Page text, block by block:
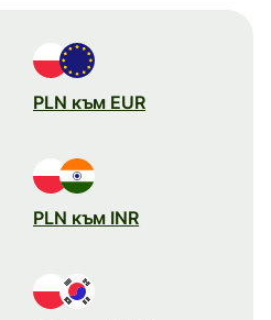
PLN към EUR
PLN към INR